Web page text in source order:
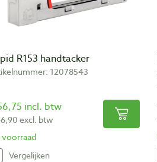
R153 handtacker
12078543
incl. btw
excl. btw
voorraad
Vergelijken